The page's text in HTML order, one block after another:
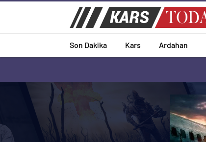
Son Dakika Kars Ardahan